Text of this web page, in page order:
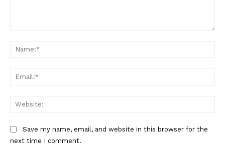
Save my name, email, and website in this browser for the
next time I comment.